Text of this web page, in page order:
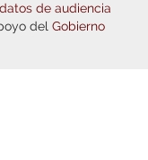
de audiencia
del Gobierno